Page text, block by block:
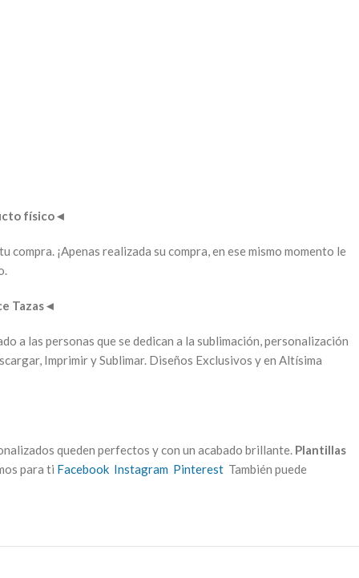
físico◄
¡Apenas realizada su compra, en ese mismo momento le
Tazas◄
a las personas que se dedican a la sublimación, personalización
Imprimir y Sublimar. Diseños Exclusivos y en Altísima
queden perfectos y con un acabado brillante. Plantillas
para ti Facebook Instagram Pinterest También puede